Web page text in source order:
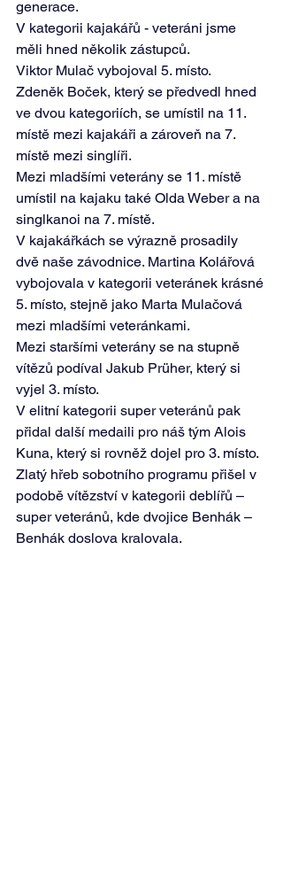
generace.
V kategorii kajakářů - veteráni jsme
měli hned několik zástupců.
Viktor Mulač vybojoval 5. místo.
Zdeněk Boček, který se předvedl hned
ve dvou kategoriích, se umístil na 11.
místě mezi kajakáři a zároveň na 7.
místě mezi singlíři.
Mezi mladšími veterány se 11. místě
umístil na kajaku také Olda Weber a na
singlkanoi na 7. místě.
V kajakářkách se výrazně prosadily
dvě naše závodnice. Martina Kolářová
vybojovala v kategorii veteránek krásné
5. místo, stejně jako Marta Mulačová
mezi mladšími veteránkami.
Mezi staršími veterány se na stupně
vítězů podíval Jakub Prüher, který si
vyjel 3. místo.
V elitní kategorii super veteránů pak
přidal další medaili pro náš tým Alois
Kuna, který si rovněž dojel pro 3. místo.
Zlatý hřeb sobotního programu přišel v
podobě vítězství v kategorii deblířů –
super veteránů, kde dvojice Benhák –
Benhák doslova kralovala.